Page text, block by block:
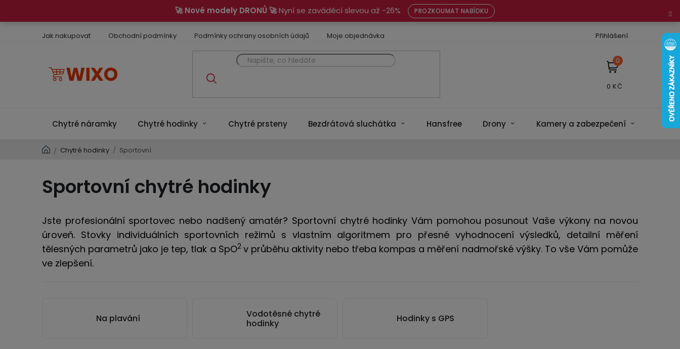
🚀 Nové modely DRONŮ 🚀Nyní se zaváděcí slevou až -26% PROZKOUMAT NABÍDKU
Jak nakupovat Obchodní podmínky Podmínky ochrany osobních údajů Moje objednávka Přihlášení
NÁKUPNÍ
KOŠÍK
Chytré náramky Chytré hodinky Chytré prsteny Bezdrátová sluchátka Hansfree Drony Kamery a zabezpečení
Domů
/ Chytré hodinky / Sportovní
Sportovní chytré hodinky
Jste profesionální sportovec nebo nadšený amatér? Sportovní chytré hodinky Vám pomohou posunout Vaše výkony na novou
úroveň. Stovky individuálních sportovních režimů s vlastním algoritmem pro přesné vyhodnocení výsledků, detailní měření
tělesných parametrů jako je tep, tlak a SpO2 v průběhu aktivity nebo třeba kompas a měření nadmořské výšky. To vše Vám pomůže
ve zlepšení.
Na plavání
Vodotěsné chytré
hodinky
Hodinky s GPS